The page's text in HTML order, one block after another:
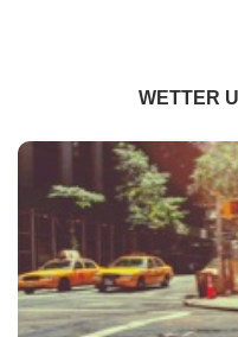
WETTER